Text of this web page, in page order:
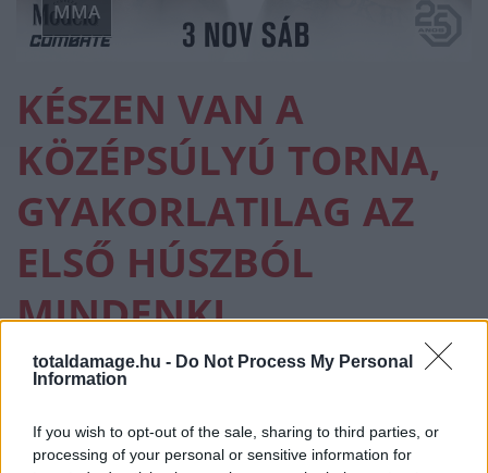
totaldamage.hu - Do Not Process My Personal
Information
If you wish to opt-out of the sale, sharing to third parties, or
processing of your personal or sensitive information for
MMA
KÉSZEN VAN A
KÖZÉPSÚLYÚ TORNA,
GYAKORLATILAG AZ
ELSŐ HÚSZBÓL
MINDENKI
TALÁLKOZIK
MINDENKIVEL!